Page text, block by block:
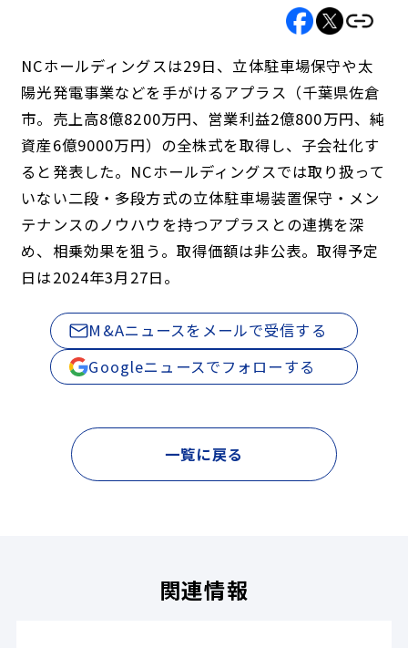
NCホールディングスは29日、立体駐車場保守や太
陽光発電事業などを手がけるアプラス（千葉県佐倉
市。売上高8億8200万円、営業利益2億800万円、純
資産6億9000万円）の全株式を取得し、子会社化す
ると発表した。NCホールディングスでは取り扱って
いない二段・多段方式の立体駐車場装置保守・メン
テナンスのノウハウを持つアプラスとの連携を深
め、相乗効果を狙う。取得価額は非公表。取得予定
日は2024年3月27日。
M&Aニュースをメールで受信する
Googleニュースでフォローする
一覧に戻る
関連情報